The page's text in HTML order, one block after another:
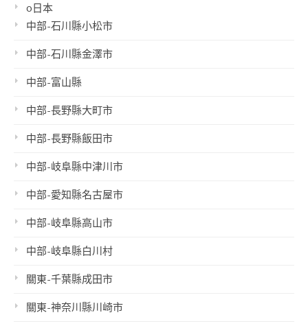
o日本
中部-石川縣小松市
中部-石川縣金澤市
中部-富山縣
中部-長野縣大町市
中部-長野縣飯田市
中部-岐阜縣中津川市
中部-愛知縣名古屋市
中部-岐阜縣高山市
中部-岐阜縣白川村
關東-千葉縣成田市
關東-神奈川縣川崎市